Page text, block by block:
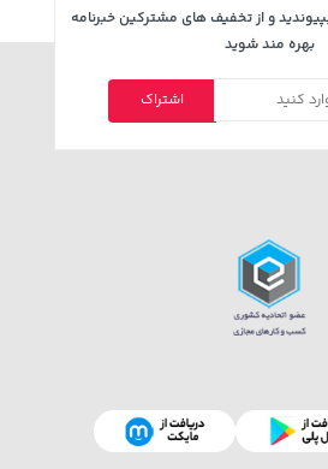
3,230,000 تومان
4,740,000
27,480,000 تومان
و از تخفیف های مشترکین خبرنامه
بهره مند شوید
اشتراک